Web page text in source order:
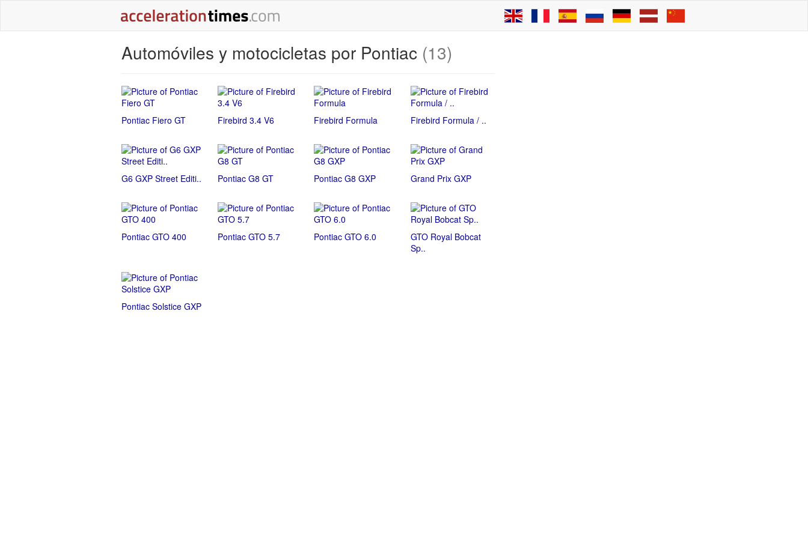
Automóviles y motocicletas por Pontiac (13)
Pontiac Fiero GT Firebird 3.4 V6 Firebird Formula Firebird Formula / ..
G6 GXP Street Editi.. Pontiac G8 GT Pontiac G8 GXP Grand Prix GXP
Pontiac GTO 400 Pontiac GTO 5.7 Pontiac GTO 6.0
GTO Royal Bobcat
Sp..
Pontiac Solstice GXP